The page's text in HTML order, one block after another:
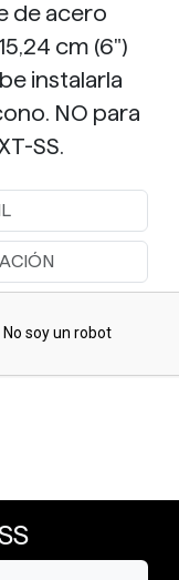
de acero
cm (6")
instalarla
NO para
SS.